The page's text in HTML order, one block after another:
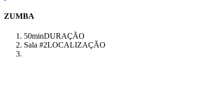
ZUMBA
50minDURAÇÃO
Sala #2LOCALIZAÇÃO